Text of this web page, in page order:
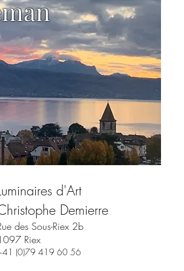
d'Art
Demierre
des Sous-Riex 2b
Riex
(0)79 419 60 56